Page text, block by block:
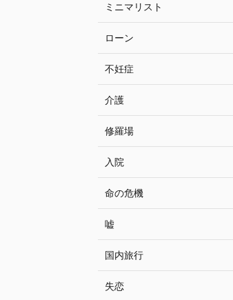
ミニマリスト
ローン
不妊症
介護
修羅場
入院
命の危機
嘘
国内旅行
失恋